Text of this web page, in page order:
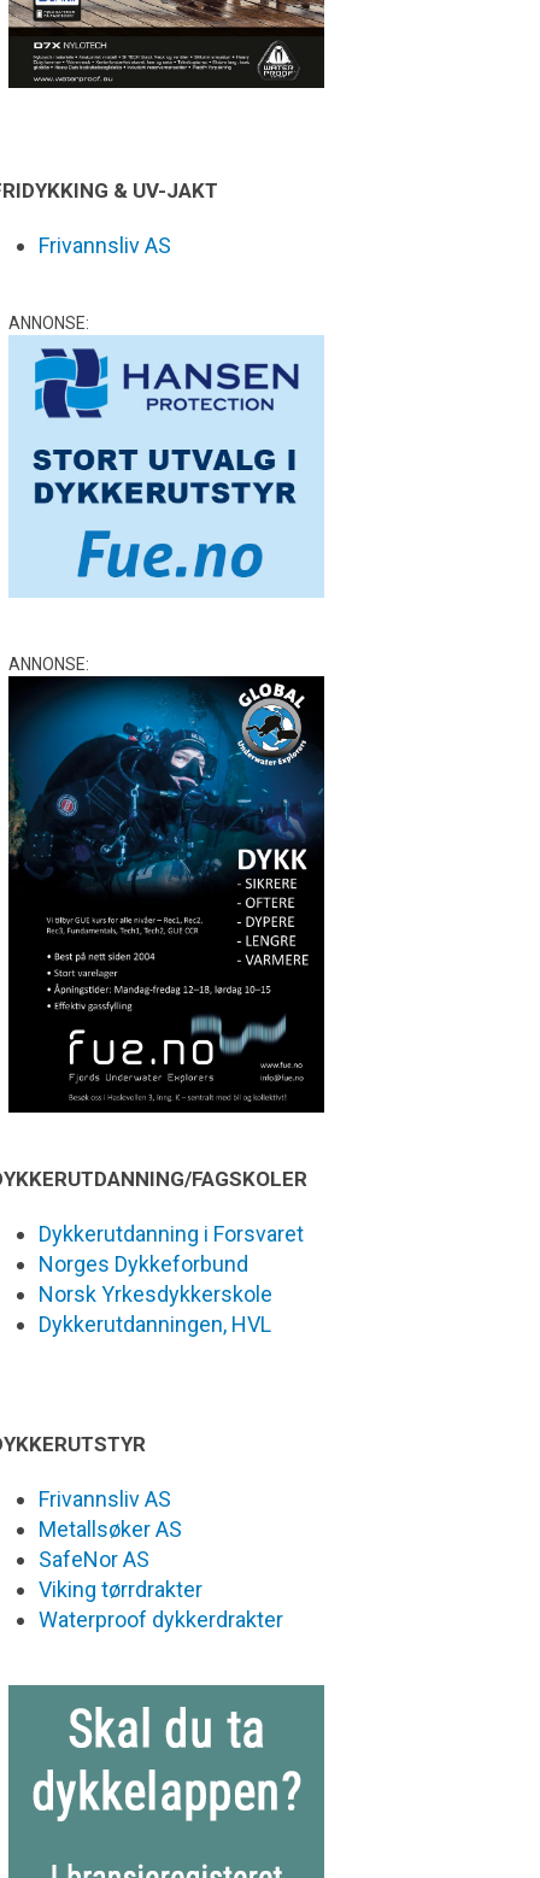
& UV-JAKT
Frivannsliv AS
ANNONSE:
ANNONSE:
FAGSKOLER
Dykkerutdanning i Forsvaret
Norges Dykkeforbund
Norsk Yrkesdykkerskole
Dykkerutdanningen, HVL
Frivannsliv AS
Metallsøker AS
SafeNor AS
Viking tørrdrakter
Waterproof dykkerdrakter